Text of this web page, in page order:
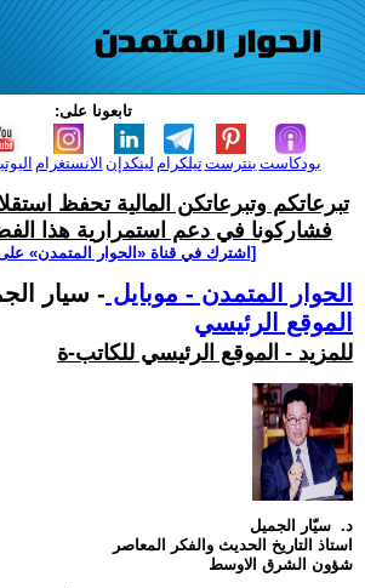
تابعونا على:
الانستغرام لينكدإن تيلكرامبنترست بودكاست
تبرعاتكم وتبرعاتكن المالية تحفظ
فشاركونا في دعم استمرارية هذا
[اشترك في قناة ‫«الحوار المتمدن»
الحوار المتمدن - موبايل - سيار
الموقع الرئيسي
للمزيد - الموقع الرئيسي للكاتب-ة
د. سيّار الجميل
استاذ التاريخ الحديث والفكر المعاصر
شؤون الشرق الاوسط